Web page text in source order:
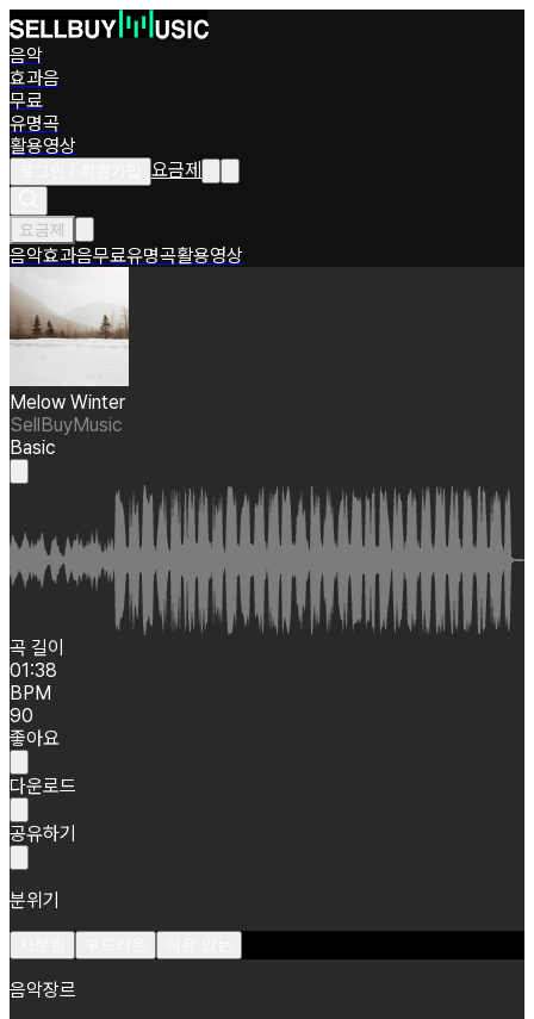
음악
효과음
무료
유명곡
활용영상
요금제
요금제
음악효과음무료유명곡활용영상
Melow Winter
SellBuyMusic
Basic
곡 길이
01:38
BPM
90
좋아요
다운로드
공유하기
분위기
음악장르